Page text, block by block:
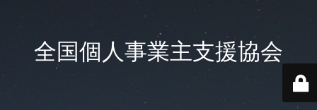
全国個人事業主支援協会